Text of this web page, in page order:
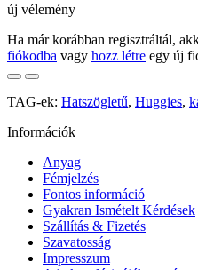
új vélemény
Ha már korábban regisztráltál,
fiókodba vagy hozz létre egy új
TAG-ek: Hatszögletű, Huggies,
Információk
Anyag
Fémjelzés
Fontos információ
Gyakran Ismételt Kérdések
Szállítás & Fizetés
Szavatosság
Impresszum